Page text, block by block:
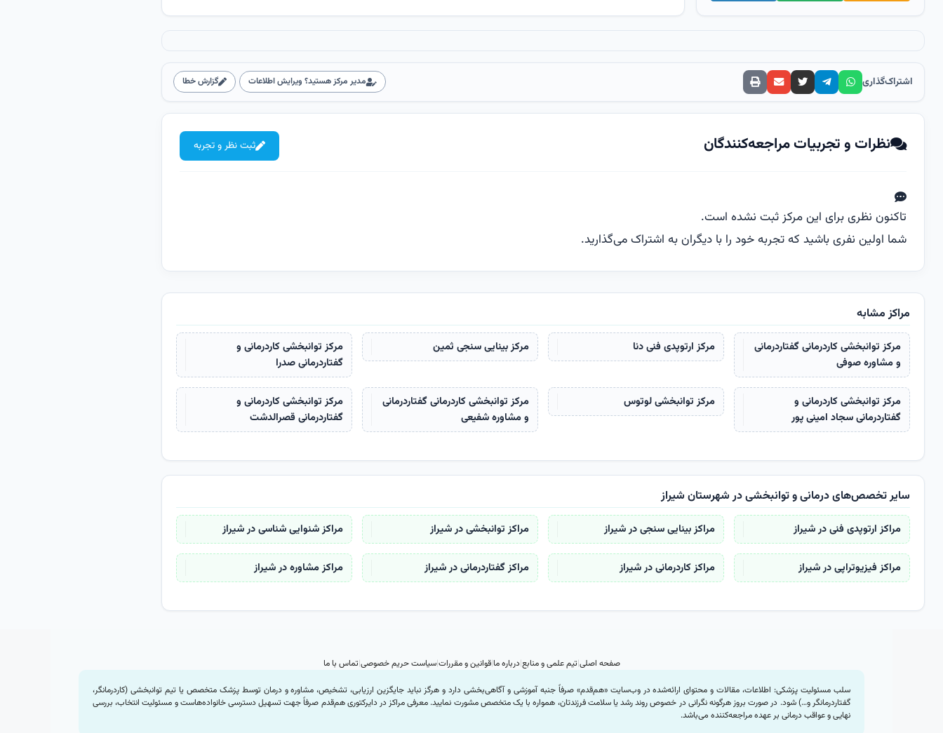
اشتراک‌گذاری مدیر مرکز هستید؟ ویرایش اطلاعات گزارش خطا
نظرات و تجربیات مراجعه‌کنندگان ثبت نظر و تجربه
تاکنون نظری برای این مرکز ثبت نشده است.
شما اولین نفری باشید که تجربه خود را با دیگران به اشتراک می‌گذارید.
مراکز مشابه
مرکز توانبخشی کاردرمانی گفتاردرمانی
و مشاوره صوفی
مرکز ارتوپدی فنی دنا مرکز بینایی سنجی ثمین
مرکز توانبخشی کاردرمانی و
گفتاردرمانی صدرا
مرکز توانبخشی کاردرمانی و
گفتاردرمانی سجاد امینی پور
مرکز توانبخشی لوتوس
مرکز توانبخشی کاردرمانی گفتاردرمانی
و مشاوره شفیعی
مرکز توانبخشی کاردرمانی و
گفتاردرمانی قصرالدشت
سایر تخصص‌های درمانی و توانبخشی در شهرستان شیراز
مراکز ارتوپدی فنی در شیراز مراکز بینایی سنجی در شیراز مراکز توانبخشی در شیراز مراکز شنوایی شناسی در شیراز
مراکز فیزیوتراپی در شیراز مراکز کاردرمانی در شیراز مراکز گفتاردرمانی در شیراز مراکز مشاوره در شیراز
صفحه اصلی تیم علمی و منابع درباره ماقوانین و مقرراتسیاست حریم خصوصی تماس با ما
سلب مسئولیت پزشکی: اطلاعات، مقالات و محتوای ارائه‌شده در وب‌سایت «هم‌قدم» صرفاً جنبه آموزشی و آگاهی‌بخشی دارد و هرگز نباید جایگزین ارزیابی، تشخیص، مشاوره و درمان توسط پزشک متخصص یا تیم توانبخشی (کاردرمانگر،
گفتاردرمانگر و…) شود. در صورت بروز هرگونه نگرانی در خصوص روند رشد یا سلامت فرزندتان، همواره با یک متخصص مشورت نمایید. معرفی مراکز در دایرکتوری هم‌قدم صرفاً جهت تسهیل دسترسی خانواده‌هاست و مسئولیت انتخاب، بررسی
نهایی و عواقب درمانی بر عهده مراجعه‌کننده می‌باشد.